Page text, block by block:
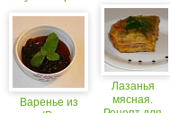
Варенье из
Mi
5040PSD)
Лазанья
мясная.